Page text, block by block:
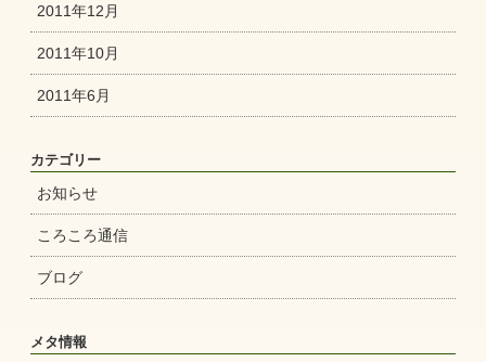
2011年12月
2011年10月
2011年6月
カテゴリー
お知らせ
ころころ通信
ブログ
メタ情報